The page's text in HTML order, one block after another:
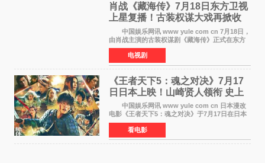
肖战《藏海传》7月18日东方卫视
上星复播！古装权谋大戏再掀收
视热潮
中国娱乐网讯 www yule com cn 7月18日，
由肖战主演的古装权谋剧《藏海传》正式在东方
卫视上星复播，引发广泛关注。该剧此前已在网
络平台播出，凭借精良制作和紧凑剧情收获不俗
口碑，此次上
电视剧
《王者天下5：魂之对决》7月17
日日本上映！山崎贤人领衔 史上
最大“函谷关防卫战”
中国娱乐网讯 www yule com cn 日本漫改
电影《王者天下5：魂之对决》于7月17日在日本
全国上映。这部由佐藤信介执导、山崎贤人主演
的历史动作片，改编自原泰久同名人气漫画，继
续讲述信和漂
看电影